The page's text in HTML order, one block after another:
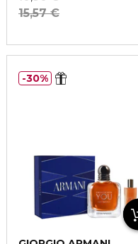
15,57 €
30%